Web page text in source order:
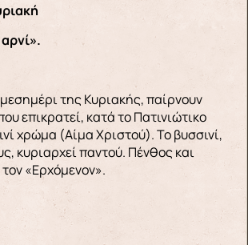
της Κυριακής, παίρνουν
επικρατεί, κατά το Πατινιώτικο
χρώμα (Αίμα Χριστού). Το βυσσινί,
κυριαρχεί παντού. Πένθος και
«Ερχόμενον».